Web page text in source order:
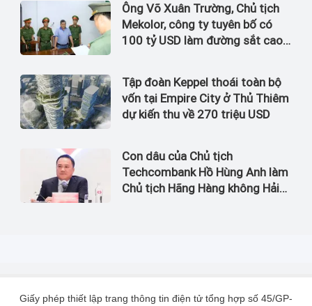
Ông Võ Xuân Trường, Chủ tịch
Mekolor, công ty tuyên bố có
100 tỷ USD làm đường sắt cao
Tập đoàn Keppel thoái toàn bộ
vốn tại Empire City ở Thủ Thiêm
dự kiến thu về 270 triệu USD
Con dâu của Chủ tịch
Techcombank Hồ Hùng Anh làm
Chủ tịch Hãng Hàng không Hải
Giấy phép thiết lập trang thông tin điện tử tổng hợp số 45/GP-